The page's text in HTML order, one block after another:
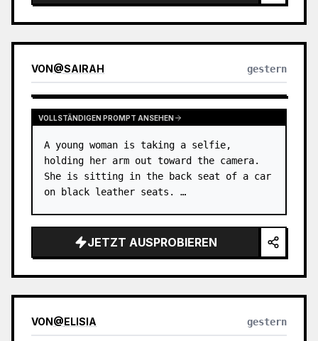
VON@SAIRAH gestern
VOLLSTÄNDIGEN PROMPT ANSEHEN
A young woman is taking a selfie,
holding her arm out toward the camera.
She is sitting in the back seat of a car
on black leather seats. …
JETZT AUSPROBIEREN
VON@ELISIA gestern